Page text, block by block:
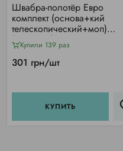
Швабра-полотёр Евро
комплект (основа+кий
телескопический+моп)
(42*13см)
Купили 139 раз
301 грн/шт
КУПИТЬ